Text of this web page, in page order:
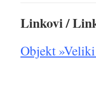
Linkovi /
Objekt »Veliki